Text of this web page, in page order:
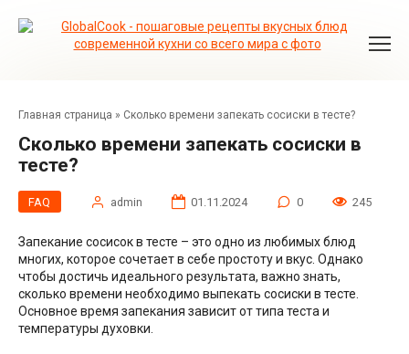
Главная страница » Сколько времени запекать сосиски в тесте?
Сколько времени запекать сосиски в
тесте?
FAQ admin 01.11.2024 0 245
Запекание сосисок в тесте – это одно из любимых блюд
многих, которое сочетает в себе простоту и вкус. Однако
чтобы достичь идеального результата, важно знать,
сколько времени необходимо выпекать сосиски в тесте.
Основное время запекания зависит от типа теста и
температуры духовки.